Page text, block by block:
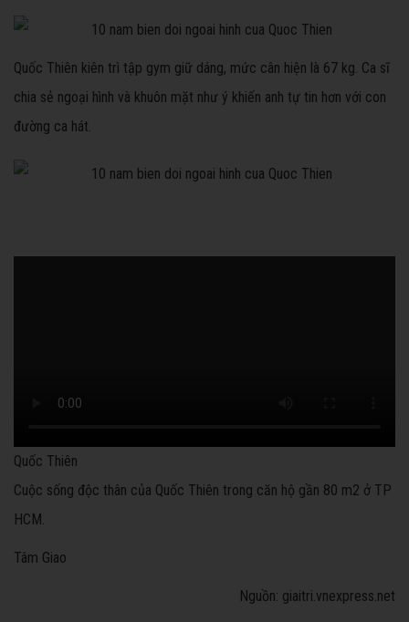
Quốc Thiên kiên trì tập gym giữ dáng, mức cân hiện là 67 kg. Ca sĩ
chia sẻ ngoại hình và khuôn mặt như ý khiến anh tự tin hơn với con
đường ca hát.
Quốc Thiên
Cuộc sống độc thân của Quốc Thiên trong căn hộ gần 80 m2 ở TP
HCM.
Tâm Giao
Nguồn: giaitri.vnexpress.net